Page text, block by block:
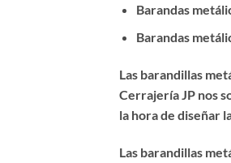
Barandas
Barandas
Las barandillas
Cerrajería JP nos
la hora de diseñar
Las barandillas